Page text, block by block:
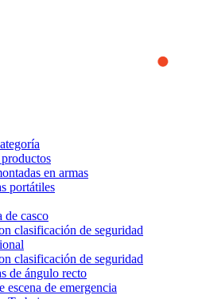
we provide you the best experience
to browse this website, you accept
us analyze how the website is used and
To learn more or to find out how
can access our
en armas
portátiles
de casco
clasificación de seguridad
clasificación de seguridad
de ángulo recto
escena de emergencia